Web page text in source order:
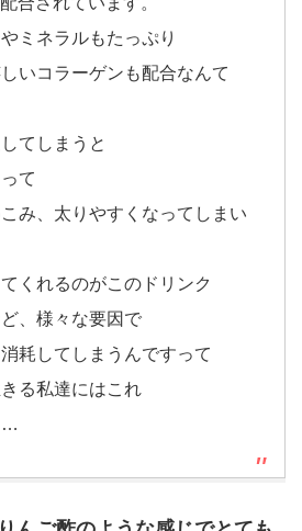
ミネラルもたっぷり
いコラーゲンも配合なんて
てしまうと
て
み、太りやすくなってしまい
くれるのがこのドリンク
、様々な要因で
耗してしまうんですって
る私達にはこれ
…